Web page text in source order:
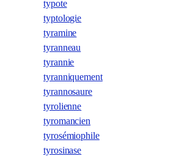
typote
typtologie
tyramine
tyranneau
tyrannie
tyranniquement
tyrannosaure
tyrolienne
tyromancien
tyrosémiophile
tyrosinase